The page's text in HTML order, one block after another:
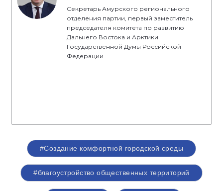
Секретарь Амурского регионального
отделения партии, первый заместитель
председателя комитета по развитию
Дальнего Востока и Арктики
Государственной Думы Российской
Федерации
#Создание комфортной городской среды
#благоустройство общественных территорий